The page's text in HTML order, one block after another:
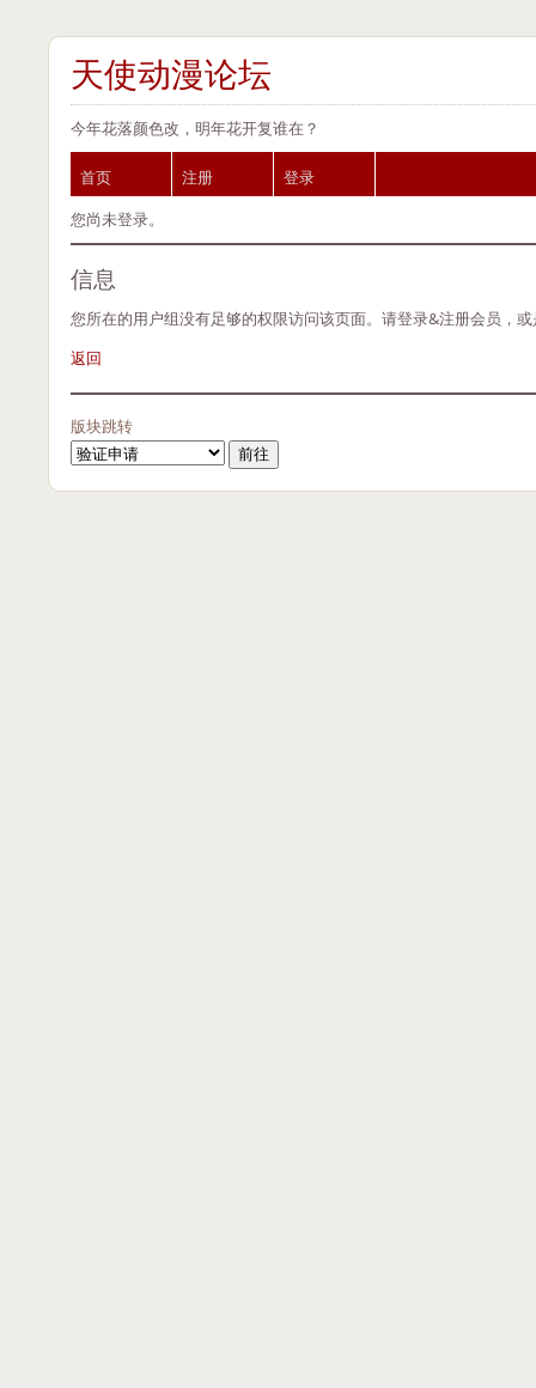
天使动漫论坛
今年花落颜色改，明年花开复谁在？
首页 注册
登录
您尚未登录。
信息
您所在的用户组没有足够的权限访问该页面。请登录&注册会员，
返回
版块跳转